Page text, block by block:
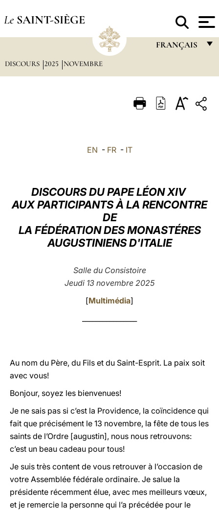
Le SAINT-SIÈGE
FRANÇAIS
ITALIANO
العربيّة
LATINE
DISCOURS 2025 NOVEMBRE
EN - FR- IT
DISCOURS DU PAPE LÉON XIV
AUX PARTICIPANTS À LA RENCONTRE
DE
LA FÉDÉRATION DES MONASTÉRES
AUGUSTINIENS D'ITALIE
Salle du Consistoire
Jeudi 13 novembre 2025
[Multimédia]
Au nom du Père, du Fils et du Saint-Esprit. La paix soit
avec vous!
Bonjour, soyez les bienvenues!
Je ne sais pas si c’est la Providence, la coïncidence qui
fait que précisément le 13 novembre, la fête de tous les
saints de l’Ordre [augustin], nous nous retrouvons:
c’est un beau cadeau pour tous!
Je suis très content de vous retrouver à l’occasion de
votre Assemblée fédérale ordinaire. Je salue la
présidente récemment élue, avec mes meilleurs vœux,
et je remercie la personne qui l’a précédée pour le